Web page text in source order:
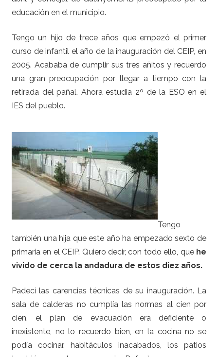
educación en el municipio.
Tengo un hijo de trece años que empezó el primer
curso de infantil el año de la inauguración del CEIP, en
2005. Acababa de cumplir sus tres añitos y recuerdo
una gran preocupación por llegar a tiempo con la
retirada del pañal. Ahora estudia 2º de la ESO en el
IES del pueblo.
Tengo
también una hija que este año ha empezado sexto de
primaria en el CEIP. Quiero decir, con todo ello, que he
vivido de cerca la andadura de estos diez años.
Padecí las carencias técnicas de su inauguración. La
sala de calderas no cumplía las normas al cien por
cien, el plan de evacuación era deficiente o
inexistente, no lo recuerdo bien, en la cocina no se
podía cocinar, habitáculos inacabados, los patios